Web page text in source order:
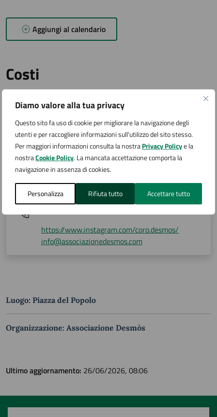
Diamo valore alla tua privacy
Questo sito fa uso di cookie per migliorare la navigazione degli
utenti e per raccogliere informazioni sull'utilizzo del sito stesso.
Per maggiori informazioni consulta la nostraPrivacy Policye la
nostraCookie Policy. La mancata accettazione comporta la
navigazione in assenza di cookies.
Personalizza Rifiuta tutto Accettare tutto
Aggiungi al calendario
Costi
Ingresso a offerta libera
Contatti
https://www.instagram.com/coro.desmos/
info@associazionedesmos.com
Luogo: Piazza del Popolo
Organizzazione: Associazione Desmòs
Ultimo aggiornamento: 26/06/2026, 08:06